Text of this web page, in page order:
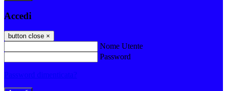
Accedi
button close ×
Nome Utente
Password
Password dimenticata?